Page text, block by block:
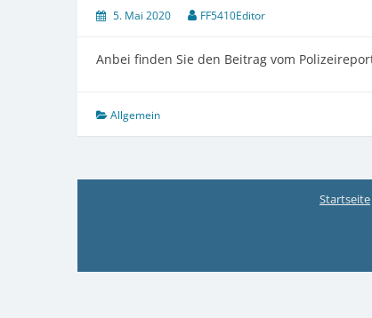
5. Mai 2020 FF5410Editor
Anbei finden Sie den Beitrag vom
Allgemein
Startseite